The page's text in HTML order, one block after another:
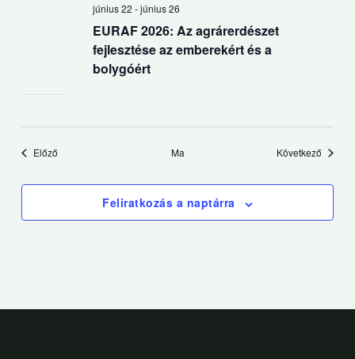
EURAF 2026: Az agrárerdészet
fejlesztése az emberekért és a
bolygóért
június 22 -június 26
Előző Ma Következő
Feliratkozás a naptárra